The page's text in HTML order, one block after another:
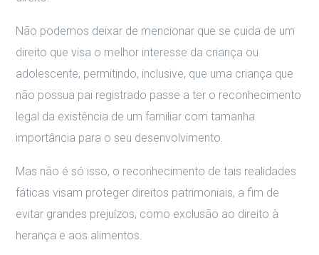
Não podemos deixar de mencionar que se cuida de um
direito que visa o melhor interesse da criança ou
adolescente, permitindo, inclusive, que uma criança que
não possua pai registrado passe a ter o reconhecimento
legal da existência de um familiar com tamanha
importância para o seu desenvolvimento.
Mas não é só isso, o reconhecimento de tais realidades
fáticas visam proteger direitos patrimoniais, a fim de
evitar grandes prejuízos, como exclusão ao direito à
herança e aos alimentos.